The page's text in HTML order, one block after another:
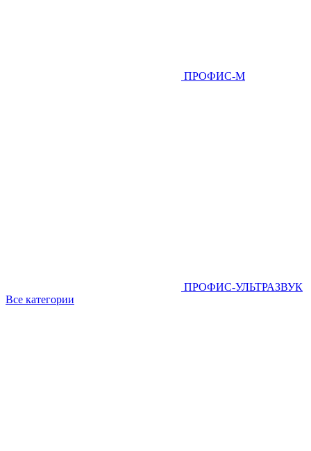
ПРОФИС-М
ПРОФИС-УЛЬТРАЗВУК
Все категории